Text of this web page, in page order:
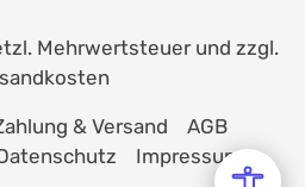
Mehrwertsteuer und zzgl.
& Versand
AGB
Impressum